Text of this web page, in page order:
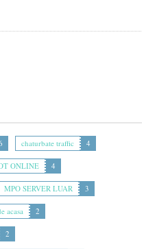
chaturbate traffic 4
ONLINE 4
MPO SERVER LUAR 3
acasa 2
2